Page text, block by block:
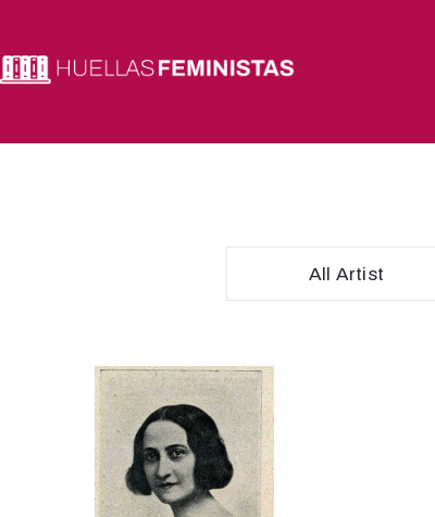
All Artist